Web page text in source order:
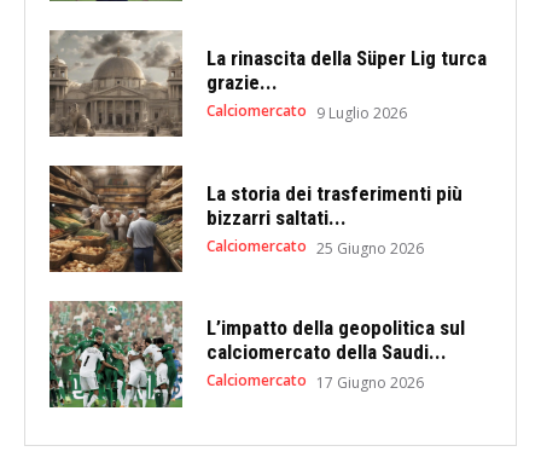
La rinascita della Süper Lig turca
grazie...
Calciomercato 9 Luglio 2026
La storia dei trasferimenti più
bizzarri saltati...
Calciomercato 25 Giugno 2026
L’impatto della geopolitica sul
calciomercato della Saudi...
Calciomercato 17 Giugno 2026